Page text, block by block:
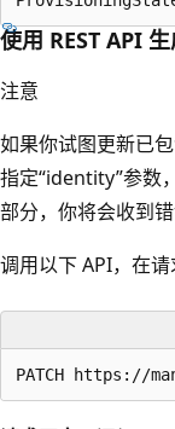
使用 REST API
注意
如果你试图更新已
指定“identity”参数
部分，你将会收到错
调用以下 API，在